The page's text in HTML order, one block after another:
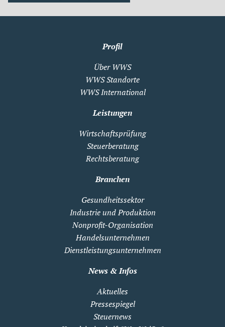
Profil
Über WWS
WWS Standorte
WWS International
Leistungen
Wirtschaftsprüfung
Steuerberatung
Rechtsberatung
Branchen
Gesundheitssektor
Industrie und Produktion
Nonprofit-Organisation
Handelsunternehmen
Dienstleistungsunternehmen
News & Infos
Aktuelles
Pressespiegel
Steuernews